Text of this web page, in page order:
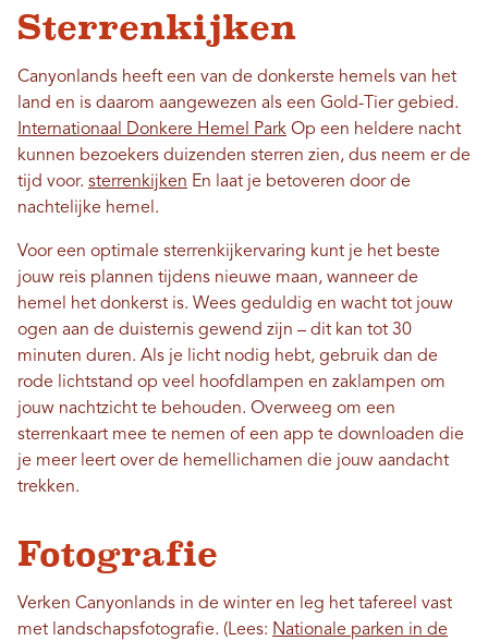
Sterrenkijken
Canyonlands heeft een van de donkerste hemels van het
land en is daarom aangewezen als een Gold-Tier gebied.
Internationaal Donkere Hemel Park Op een heldere nacht
kunnen bezoekers duizenden sterren zien, dus neem er de
tijd voor. sterrenkijken En laat je betoveren door de
nachtelijke hemel.
Voor een optimale sterrenkijkervaring kunt je het beste
jouw reis plannen tijdens nieuwe maan, wanneer de
hemel het donkerst is. Wees geduldig en wacht tot jouw
ogen aan de duisternis gewend zijn – dit kan tot 30
minuten duren. Als je licht nodig hebt, gebruik dan de
rode lichtstand op veel hoofdlampen en zaklampen om
jouw nachtzicht te behouden. Overweeg om een ​​
sterrenkaart mee te nemen of een app te downloaden die
je meer leert over de hemellichamen die jouw aandacht
trekken.
Fotografie
Verken Canyonlands in de winter en leg het tafereel vast
met landschapsfotografie. (Lees: Nationale parken in de